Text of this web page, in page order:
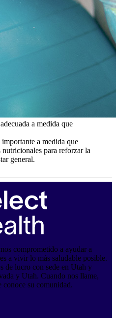
a medida que
a medida que
para reforzar la
general.
comprometido a ayudar a
a vivir lo más saludable posible.
de lucro con sede en Utah y
y Utah. Cuando nos llame,
conoce su comunidad.